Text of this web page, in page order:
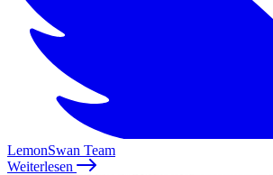
LemonSwan Team
Weiterlesen